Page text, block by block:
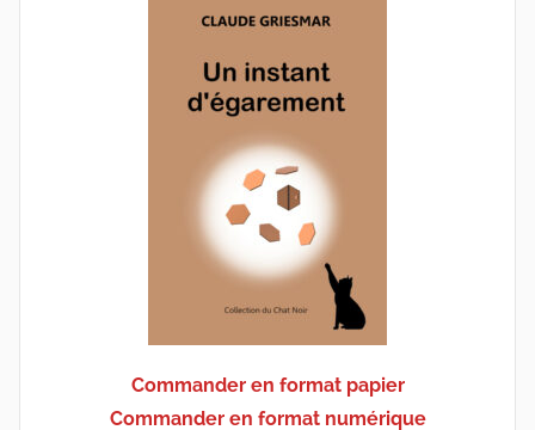
Commander en format papier
Commander en format numérique